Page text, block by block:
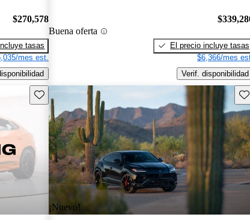
$270,578
tasas
mes est.
Buena oferta
El precio incluye tasas
$6,366/mes
Verif. disponibilidad
Guarda este Aviso
¡Nuevo!